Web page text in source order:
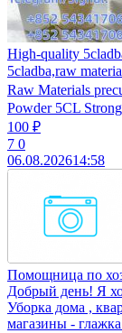
High-quality
5cladba,raw
Raw Materials
Powder 5CL
100 ₽
7 0
06.08.202614:58
Помощница по
Добрый день! Я
Уборка дома ,
магазины -